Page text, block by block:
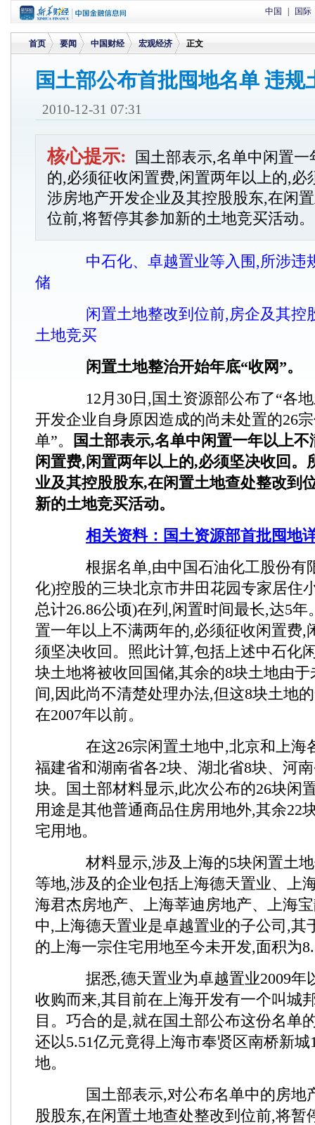
中国 国际
首页
>
要闻
>
中国财经
>
宏观经济 正文
国土部公布首批囤地名单 违规
2010-12-31 07:31
核心提示:
国土部表示,名单中闲置
的,必须征收闲置费,闲置两年以上的,必
涉房地产开发企业及其控股股东,在闲
位前,将暂停其参加新的土地竞买活动。
中石化、卓越置业等入围,所涉违
储
闲置土地整改到位前,房企及其控
土地竞买
闲置土地整治开始年底“收网”。
12月30日,国土资源部公布了“各地
开发企业自身原因造成的尚未处置的26
单”。
国土部表示,名单中闲置一年以上
闲置费,闲置两年以上的,必须坚决收回。
业及其控股股东,在闲置土地查处整改到
新的土地竞买活动。
相关资料：国土资源部首批囤地
根据名单,由中国石油化工股份有
化)控股的三块北京市井田花园专家居住
总计26.86公顷)在列,闲置时间最长,达5
置一年以上不满两年的,必须征收闲置费,
须坚决收回。照此计算,包括上述中石化
块土地将被收回国储,其余的8块土地由
间,因此尚不清楚处理办法,但这8块土地
在2007年以前。
在这26宗闲置土地中,北京和上海
福建省和湖南省各2块、湖北省8块、河
块。国土部材料显示,此次公布的26块闲
用途是其他普通商品住房用地外,其余22
宅用地。
材料显示,涉及上海的5块闲置土地
等地,涉及的企业包括上海德天置业、上
海君杰房地产、上海莘迪房地产、上海
中,上海德天置业是卓越置业的子公司,其
的上海一宗住宅用地至今未开发,面积为
据悉,德天置业为卓越置业2009年
收购而来,其目前在上海开发有一个叫城
目。巧合的是,就在国土部公布这份名单
还以5.51亿元竟得上海市奉贤区南桥新城
地。
国土部表示,对公布名单中的房地
股股东,在闲置土地查处整改到位前,将暂